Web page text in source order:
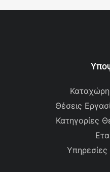
Θέσεις
Κατηγορίες